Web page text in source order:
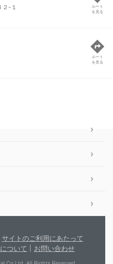
２-１
ルート
を見る
ルート
を見る
サイトのご利用にあたって
ついて
お問い合わせ